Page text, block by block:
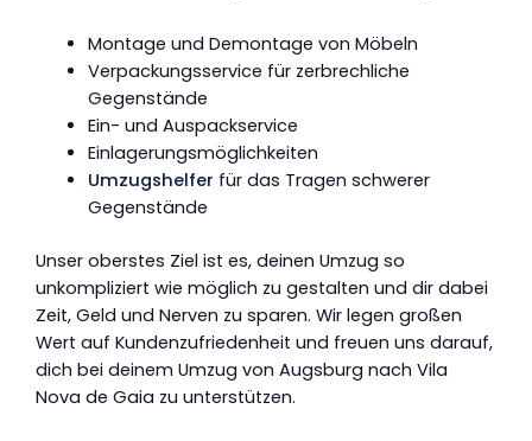
Montage und Demontage von Möbeln
Verpackungsservice für zerbrechliche
Gegenstände
Ein- und Auspackservice
Einlagerungsmöglichkeiten
Umzugshelfer für das Tragen schwerer
Gegenstände
Unser oberstes Ziel ist es, deinen Umzug so
unkompliziert wie möglich zu gestalten und dir dabei
Zeit, Geld und Nerven zu sparen. Wir legen großen
Wert auf Kundenzufriedenheit und freuen uns darauf,
dich bei deinem Umzug von Augsburg nach Vila
Nova de Gaia zu unterstützen.